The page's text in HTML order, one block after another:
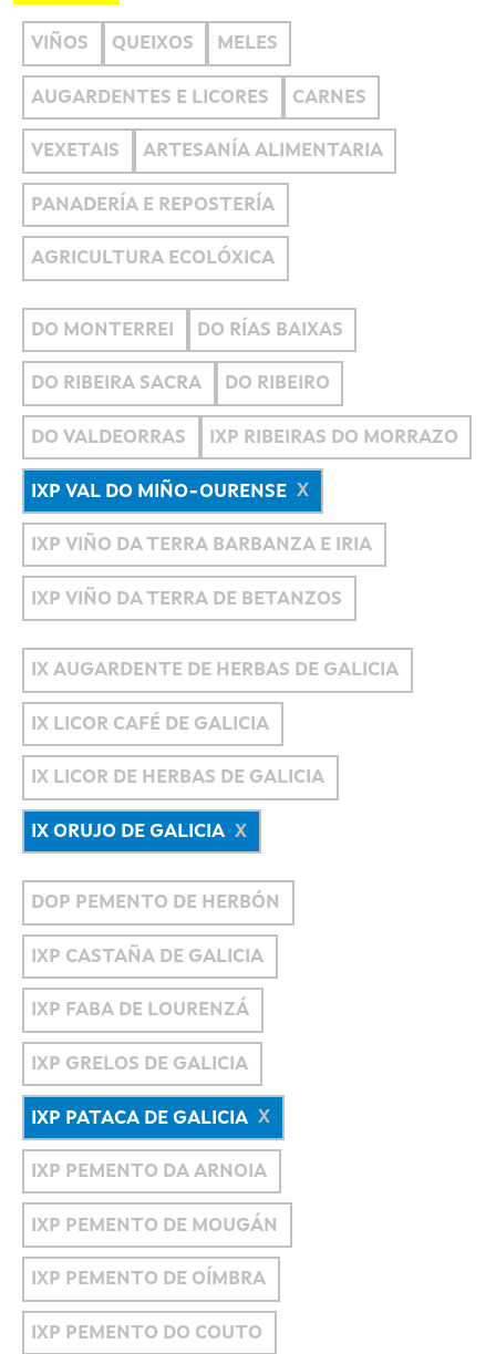
VIÑOS QUEIXOS MELES
AUGARDENTES E LICORES CARNES
VEXETAIS ARTESANÍA ALIMENTARIA
PANADERÍA E REPOSTERÍA
AGRICULTURA ECOLÓXICA
DO MONTERREI DO RÍAS BAIXAS
DO RIBEIRA SACRA DO RIBEIRO
DO VALDEORRAS IXP RIBEIRAS DO MORRAZO
IXP VAL DO MIÑO-OURENSE
IXP VIÑO DA TERRA BARBANZA E IRIA
IXP VIÑO DA TERRA DE BETANZOS
IX AUGARDENTE DE HERBAS DE GALICIA
IX LICOR CAFÉ DE GALICIA
IX LICOR DE HERBAS DE GALICIA
IX ORUJO DE GALICIA
DOP PEMENTO DE HERBÓN
IXP CASTAÑA DE GALICIA
IXP FABA DE LOURENZÁ
IXP GRELOS DE GALICIA
IXP PATACA DE GALICIA
IXP PEMENTO DA ARNOIA
IXP PEMENTO DE MOUGÁN
IXP PEMENTO DE OÍMBRA
IXP PEMENTO DO COUTO